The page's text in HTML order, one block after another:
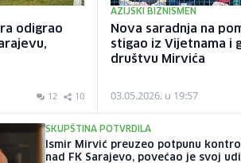
odigrao
12 10
AZIJSKI BIZNISMEN
Nova saradnja na
stigao iz Vijetnama i
društvu Mirvića
03.05.2026. u 19:57
SKUPŠTINA POTVRDILA
Ismir Mirvić preuzeo potpunu
nad FK Sarajevo, povećao je svoj